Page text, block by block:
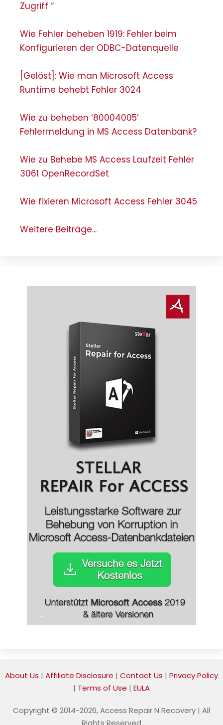
Zugriff “
Wie Fehler beheben 1919: Fehler beim
Konfigurieren der ODBC-Datenquelle
[Gelöst]: Wie man Microsoft Access
Runtime behebt Fehler 3024
Wie zu beheben ‘80004005’
Fehlermeldung in MS Access Datenbank?
Wie zu Behebe MS Access Laufzeit Fehler
3061 OpenRecordSet
Wie fixieren Microsoft Access Fehler 3045
Weitere Beiträge...
About Us | Affiliate Disclosure | Contact Us | Privacy Policy
| Terms of Use | EULA
Copyright © 2014-2026, Access Repair N Recovery | All
Rights Reserved